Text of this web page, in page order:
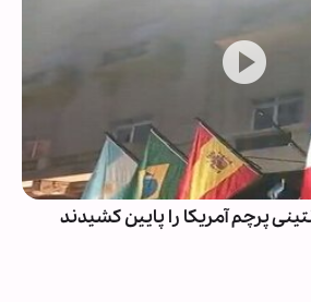
پرچم آمریکا را پایین کشیدند